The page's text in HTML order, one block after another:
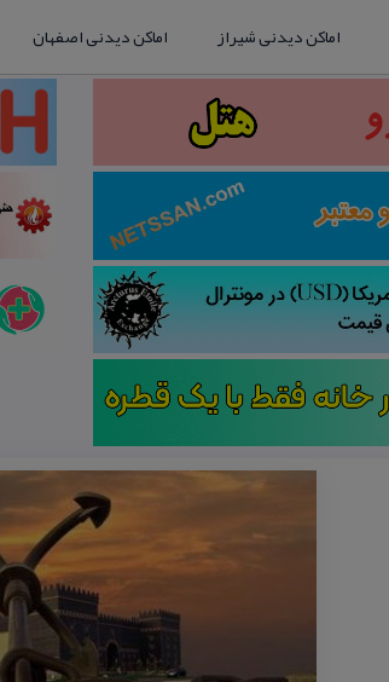
اماکن دیدنی شیراز اماکن دیدنی اصفهان